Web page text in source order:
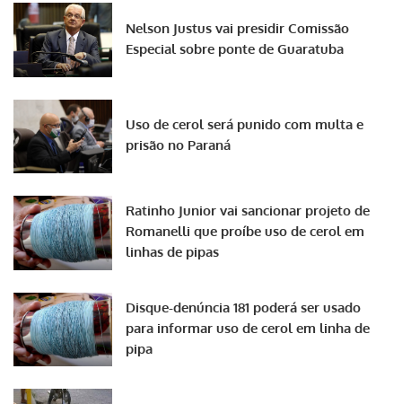
Nelson Justus vai presidir Comissão
Especial sobre ponte de Guaratuba
Uso de cerol será punido com multa e
prisão no Paraná
Ratinho Junior vai sancionar projeto de
Romanelli que proíbe uso de cerol em
linhas de pipas
Disque-denúncia 181 poderá ser usado
para informar uso de cerol em linha de
pipa